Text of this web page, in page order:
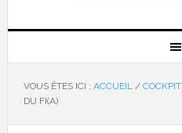
VOUS ÊTES ICI : ACCUEIL / COCKPIT
DU FI(A)